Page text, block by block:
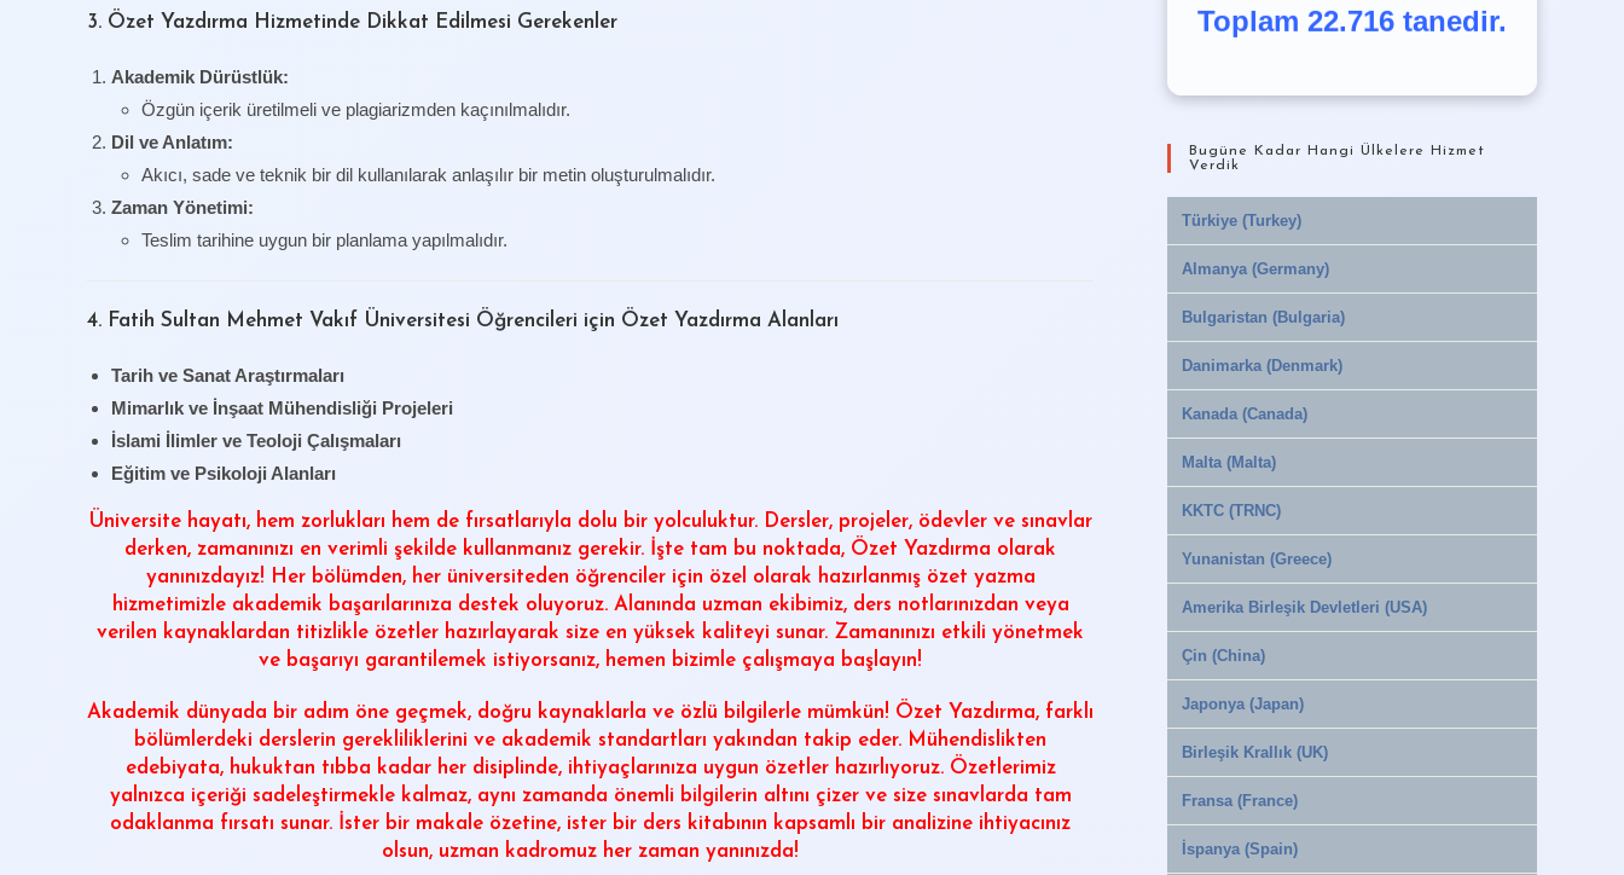
3. Özet Yazdırma Hizmetinde Dikkat Edilmesi Gerekenler
Akademik Dürüstlük:
Özgün içerik üretilmeli ve plagiarizmden kaçınılmalıdır.
Dil ve Anlatım:
Akıcı, sade ve teknik bir dil kullanılarak anlaşılır bir metin oluşturulmalıdır.
Zaman Yönetimi:
Teslim tarihine uygun bir planlama yapılmalıdır.
4. Fatih Sultan Mehmet Vakıf Üniversitesi Öğrencileri için Özet Yazdırma Alanları
Tarih ve Sanat Araştırmaları
Mimarlık ve İnşaat Mühendisliği Projeleri
İslami İlimler ve Teoloji Çalışmaları
Eğitim ve Psikoloji Alanları
Üniversite hayatı, hem zorlukları hem de fırsatlarıyla dolu bir yolculuktur. Dersler, projeler, ödevler ve sınavlar
derken, zamanınızı en verimli şekilde kullanmanız gerekir. İşte tam bu noktada, Özet Yazdırma olarak
yanınızdayız! Her bölümden, her üniversiteden öğrenciler için özel olarak hazırlanmış özet yazma
hizmetimizle akademik başarılarınıza destek oluyoruz. Alanında uzman ekibimiz, ders notlarınızdan veya
verilen kaynaklardan titizlikle özetler hazırlayarak size en yüksek kaliteyi sunar. Zamanınızı etkili yönetmek
ve başarıyı garantilemek istiyorsanız, hemen bizimle çalışmaya başlayın!
Akademik dünyada bir adım öne geçmek, doğru kaynaklarla ve özlü bilgilerle mümkün! Özet Yazdırma, farklı
bölümlerdeki derslerin gerekliliklerini ve akademik standartları yakından takip eder. Mühendislikten
edebiyata, hukuktan tıbba kadar her disiplinde, ihtiyaçlarınıza uygun özetler hazırlıyoruz. Özetlerimiz
yalnızca içeriği sadeleştirmekle kalmaz, aynı zamanda önemli bilgilerin altını çizer ve size sınavlarda tam
odaklanma fırsatı sunar. İster bir makale özetine, ister bir ders kitabının kapsamlı bir analizine ihtiyacınız
olsun, uzman kadromuz her zaman yanınızda!
Toplam 22.716 tanedir.
Bugüne Kadar Hangi Ülkelere Hizmet
Verdik
Türkiye (Turkey)
Almanya (Germany)
Bulgaristan (Bulgaria)
Danimarka (Denmark)
Kanada (Canada)
Malta (Malta)
KKTC (TRNC)
Yunanistan (Greece)
Amerika Birleşik Devletleri (USA)
Çin (China)
Japonya (Japan)
Birleşik Krallık (UK)
Fransa (France)
İspanya (Spain)